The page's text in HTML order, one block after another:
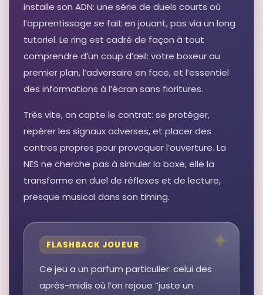
installe son ADN: une série de duels courts où
l’apprentissage se fait en jouant, pas via un long
tutoriel. Le ring est cadré de façon à tout
comprendre d’un coup d’œil: votre boxeur au
premier plan, l’adversaire en face, et l’essentiel
des informations à l’écran sans fioritures.
Très vite, on capte le contrat: se protéger,
repérer les signaux adverses, et placer des
contres propres pour provoquer l’ouverture. La
NES ne cherche pas à simuler la boxe, elle la
transforme en duel de réflexes et de lecture,
presque musical dans son timing.
FLASHBACK JOUEUR
Ce jeu a un parfum particulier: celui des
après-midis où l’on rejoue “juste un